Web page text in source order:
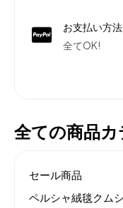
お支払い方法
全てOK!
全ての商品
セール商品
ペルシャ絨毯クム